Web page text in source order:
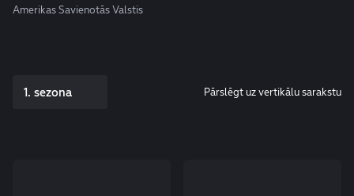
Amerikas Savienotās Valstis
1. sezona Pārslēgt uz vertikālu sarakstu